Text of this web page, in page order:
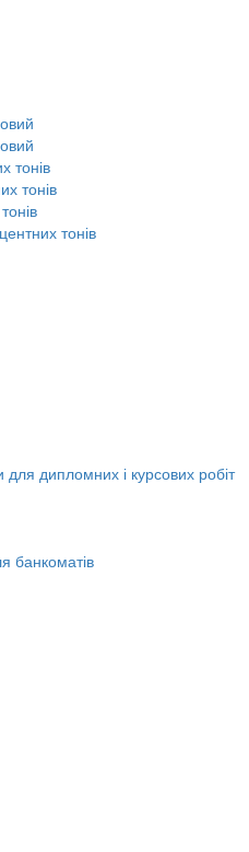
тонів
тонів
тонів
дипломних і курсових робіт
банкоматів